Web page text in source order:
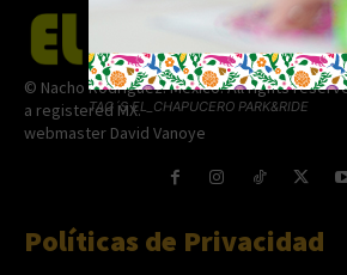
© Nacho Rodríguez. México. All rights
a registered MX.
webmaster David Vanoye
Políticas de Privacidad
TAG´S EL_CHAPUCERO PARK&RIDE